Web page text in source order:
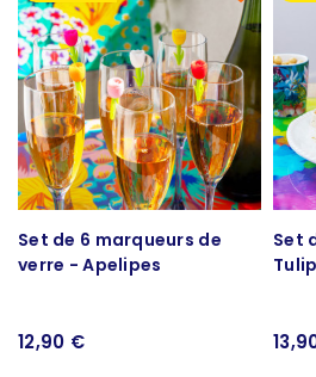
Set de 6 marqueurs de
verre - Apelipes
12,90 €
Set